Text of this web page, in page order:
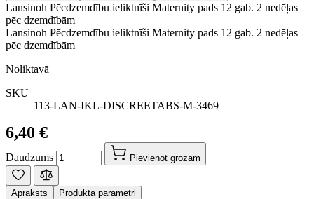
Lansinoh Pēcdzemdību ieliktnīši Maternity pads 12 gab. 2 nedēļas
pēc dzemdībām
Lansinoh Pēcdzemdību ieliktnīši Maternity pads 12 gab. 2 nedēļas
pēc dzemdībām
Noliktavā
SKU
113-LAN-IKL-DISCREETABS-M-3469
6,40 €
Daudzums Pievienot grozam
Apraksts Produkta parametri